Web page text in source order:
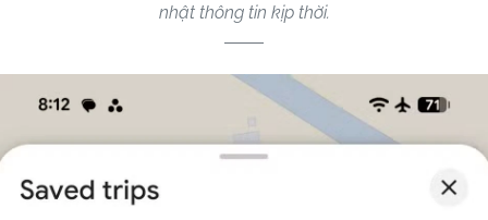
nhật thông tin kịp thời.